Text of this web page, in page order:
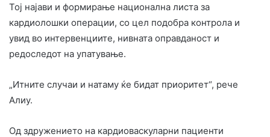
Тој најави и формирање национална листа за
кардиолошки операции, со цел подобра контрола и
увид во интервенциите, нивната оправданост и
редоследот на упатување.
„Итните случаи и натаму ќе бидат приоритет“, рече
Алиу.
Од здружението на кардиоваскуларни пациенти